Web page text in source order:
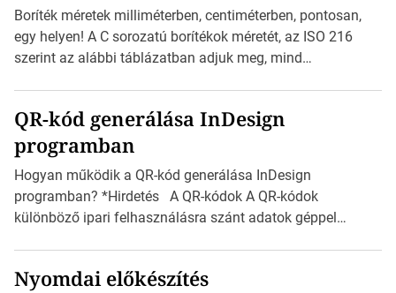
zajlik a saját címke készítése. Hogyan készítsünk címkét?
Válasszon méretet és alakot: Válassza ki a kívánt címke
méretét. Akár néhány […]
Boríték méretek milliméterben, centiméterben, pontosan,
egy helyen! A C sorozatú borítékok méretét, az ISO 216
szerint az alábbi táblázatban adjuk meg, mind
mutatja az A4-es papírlaphoz viszonyítva. Az amerikai és
észak-amerikai boríték méretére az ISO 216 nem
vonatkozik. Boríték méretének táblázata C0-tól […]
QR-kód generálása InDesign
programban
Hogyan működik a QR-kód generálása InDesign
programban? *Hirdetés A QR-kódok A QR-kódok
különböző ipari felhasználásra szánt adatok géppel
okostelefonjára telepíthet egy QR-kód-leolvasó
Nyomdai előkészítés